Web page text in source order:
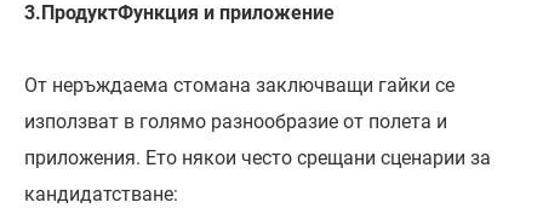
3.ПродуктФункция и приложение
От неръждаема стомана заключващи гайки се
използват в голямо разнообразие от полета и
приложения. Ето някои често срещани сценарии за
кандидатстване: